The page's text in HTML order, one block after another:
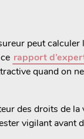
peut calculer
rapport
quand on
des droits de
vigilant avant